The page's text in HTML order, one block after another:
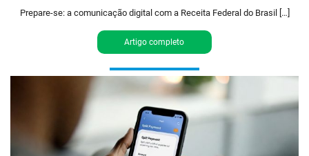
Prepare-se: a comunicação digital com a Receita Federal do Brasil […]
Artigo completo